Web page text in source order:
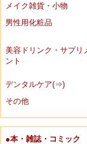
メイク雑貨・小物
男性用化粧品
美容ドリンク・サプリ
ント
デンタルケア(⇒)
その他
●本・雑誌・コミック